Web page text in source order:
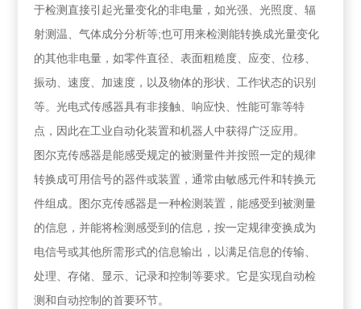
于检测直接引起光量变化的非电量，如光强、光照度、辐
射测温、气体成分分析等;也可用来检测能转换成光量变化
的其他非电量，如零件直径、表面粗糙度、应变、位移、
振动、速度、加速度，以及物体的形状、工作状态的识别
等。光电式传感器具有非接触、响应快、性能可靠等特
点，因此在工业自动化装置和机器人中获得广泛应用。
图尔克传感器是能感受规定的被测量件并按照一定的规律
转换成可用信号的器件或装置，通常由敏感元件和转换元
件组成。图尔克传感器是一种检测装置，能感受到被测量
的信息，并能将检测感受到的信息，按一定规律变换成为
电信号或其他所需形式的信息输出，以满足信息的传输、
处理、存储 、显示、记录和控制等要求。它是实现自动检
测和自动控制的首要环节。